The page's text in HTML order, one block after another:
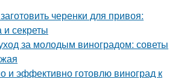
черенки для привоя:
секреты
за молодым виноградом: советы
и эффективно готовлю виноград к